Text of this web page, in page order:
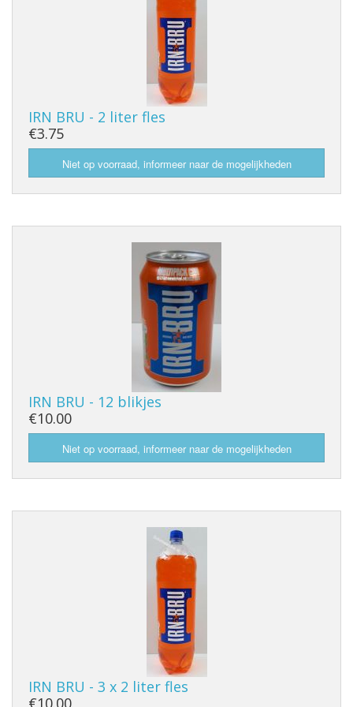
IRN BRU - 2 liter fles
€3.75
IRN BRU - 12 blikjes
€10.00
IRN BRU - 3 x 2 liter fles
€10.00